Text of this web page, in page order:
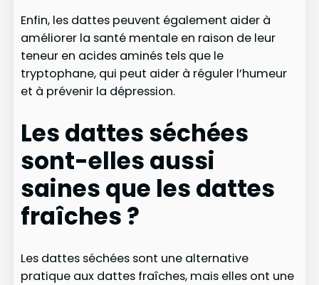
Enfin, les dattes peuvent également aider à
améliorer la santé mentale en raison de leur
teneur en acides aminés tels que le
tryptophane, qui peut aider à réguler l’humeur
et à prévenir la dépression.
Les dattes séchées
sont-elles aussi
saines que les dattes
fraîches ?
Les dattes séchées sont une alternative
pratique aux dattes fraîches, mais elles ont une